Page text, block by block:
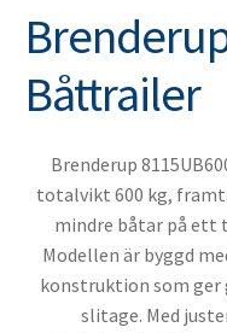
Båttrailer
Brenderup
totalvikt 600 kg,
mindre båtar på
Modellen är byggd
konstruktion som
slitage. Med